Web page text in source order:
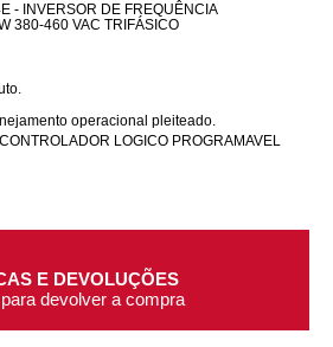
- INVERSOR DE FREQUÊNCIA
380-460 VAC TRIFÁSICO
operacional pleiteado.
LOGICO PROGRAMAVEL
E DEVOLUÇÕES
devolver a compra